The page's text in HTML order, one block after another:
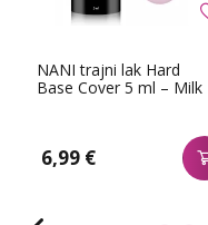
NANI trajni lak Hard
Base Cover 5 ml – Milk
6,99 €